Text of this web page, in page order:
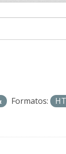
Formatos: